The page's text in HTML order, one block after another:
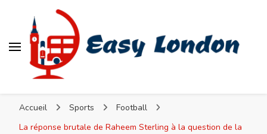
Accueil Sports
Football
La réponse brutale de Raheem Sterling à la question de la